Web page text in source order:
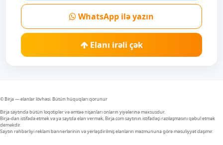
WhatsApp ilə yazın
Elanı irəli çək
© Birja — elanlar lövhəsi. Bütün hüquqları qorunur
Birja saytında bütün loqotiplər və əmtəə nişanları onların yiyələrinə məxsusdur.
Birja-dan istifadə etmək və ya saytda elan vermək, Birja.com saytının istifadəçi razılaşmasını qəbul etmək
deməkdir.
Saytın rəhbərliyi reklam bannerlərinin və yerləşdirilmiş elanların məzmununa görə məsuliyyət daşımır.